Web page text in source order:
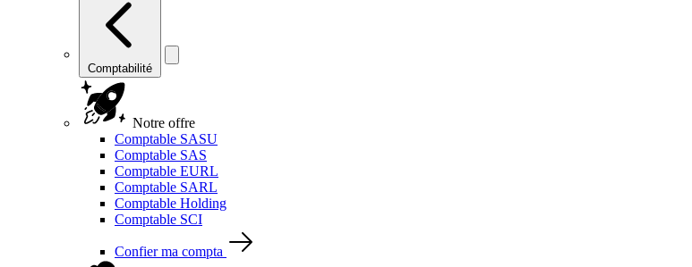
Comptabilité
Notre offre
Comptable SASU
Comptable SAS
Comptable EURL
Comptable SARL
Comptable Holding
Comptable SCI
Confier ma compta